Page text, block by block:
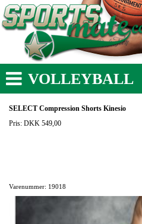
VOLLEYBALL
SELECT Compression Shorts Kinesio
Pris: DKK 549,00
Varenummer: 19018